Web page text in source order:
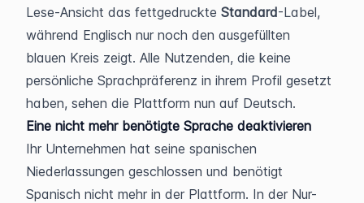
Lese-Ansicht das fettgedruckte Standard-Label,
während Englisch nur noch den ausgefüllten
blauen Kreis zeigt. Alle Nutzenden, die keine
persönliche Sprachpräferenz in ihrem Profil gesetzt
haben, sehen die Plattform nun auf Deutsch.
Eine nicht mehr benötigte Sprache deaktivieren
Ihr Unternehmen hat seine spanischen
Niederlassungen geschlossen und benötigt
Spanisch nicht mehr in der Plattform. In der Nur-